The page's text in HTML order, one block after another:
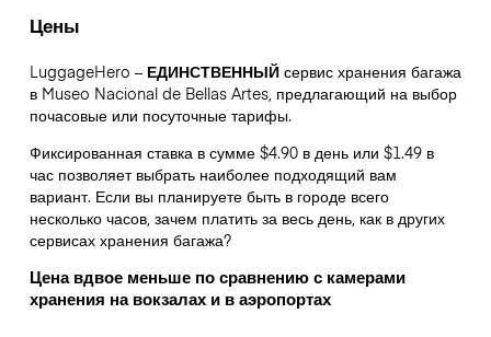
Цены
LuggageHero – ЕДИНСТВЕННЫЙсервис хранения багажа
в Museo Nacional de Bellas Artes, предлагающий на выбор
почасовые или посуточные тарифы.
Фиксированная ставка в сумме $4.90 в день или $1.49 в
час позволяет выбрать наиболее подходящий вам
вариант. Если вы планируете быть в городе всего
несколько часов, зачем платить за весь день, как в других
сервисах хранения багажа?
Цена вдвое меньше по сравнению с камерами
хранения на вокзалах и в аэропортах